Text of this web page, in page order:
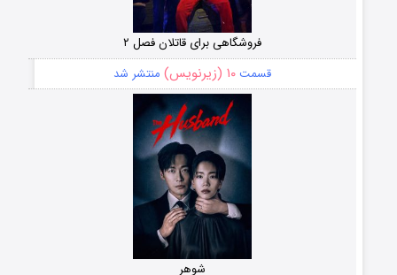
فروشگاهی برای قاتلان فصل ۲
قسمت۱۰ (زیرنویس) منتشر شد
شوهر